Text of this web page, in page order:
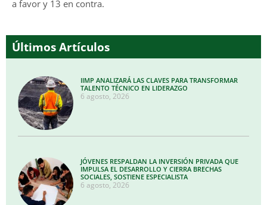
a favor y 13 en contra.
Últimos Artículos
IIMP ANALIZARÁ LAS CLAVES PARA TRANSFORMAR
TALENTO TÉCNICO EN LIDERAZGO
6 agosto, 2026
JÓVENES RESPALDAN LA INVERSIÓN PRIVADA QUE
IMPULSA EL DESARROLLO Y CIERRA BRECHAS
SOCIALES, SOSTIENE ESPECIALISTA
6 agosto, 2026